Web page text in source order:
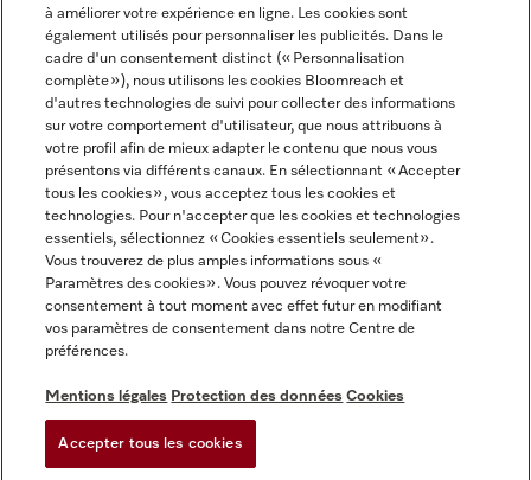
Informations légales
CGV
Conditions d’utilisation
Déclaration d'accessibilité
Digital Services Act
Miele sur Instagram
Miele sur Youtube
à améliorer votre expérience en ligne. Les cookies sont
également utilisés pour personnaliser les publicités. Dans le
cadre d'un consentement distinct (« Personnalisation
complète »), nous utilisons les cookies Bloomreach et
d'autres technologies de suivi pour collecter des informations
sur votre comportement d'utilisateur, que nous attribuons à
votre profil afin de mieux adapter le contenu que nous vous
présentons via différents canaux. En sélectionnant « Accepter
tous les cookies », vous acceptez tous les cookies et
technologies. Pour n'accepter que les cookies et technologies
essentiels, sélectionnez « Cookies essentiels seulement».
Vous trouverez de plus amples informations sous «
Paramètres des cookies ». Vous pouvez révoquer votre
consentement à tout moment avec effet futur en modifiant
vos paramètres de consentement dans notre Centre de
préférences.
Mentions légales Protection des données Cookies
Accepter tous les cookies